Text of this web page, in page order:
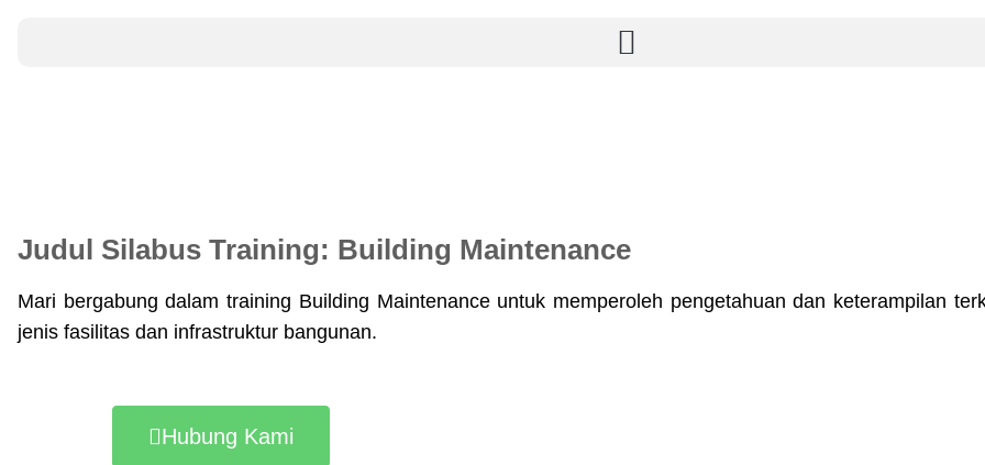
Judul Silabus Training: Building Maintenance
Mari bergabung dalam training Building Maintenance untuk memperoleh pengetahuan dan keterampilan
jenis fasilitas dan infrastruktur bangunan.
Hubung Kami